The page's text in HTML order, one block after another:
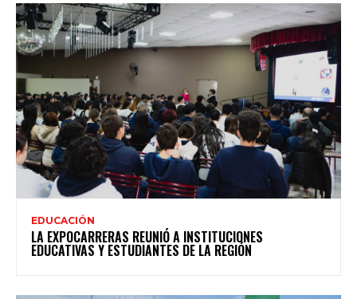
EDUCACIÓN
LA EXPOCARRERAS REUNIÓ A INSTITUCIONES
EDUCATIVAS Y ESTUDIANTES DE LA REGIÓN